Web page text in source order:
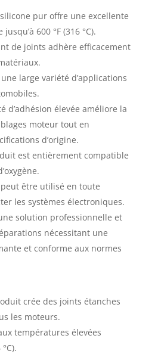
pur offre une excellente
600 °F (316 °C).
de joints adhère efficacement
large variété d’applications
d’adhésion élevée améliore la
moteur tout en
d’origine.
est entièrement compatible
être utilisé en toute
les systèmes électroniques.
solution professionnelle et
nécessitant une
et conforme aux normes
crée des joints étanches
les moteurs.
températures élevées